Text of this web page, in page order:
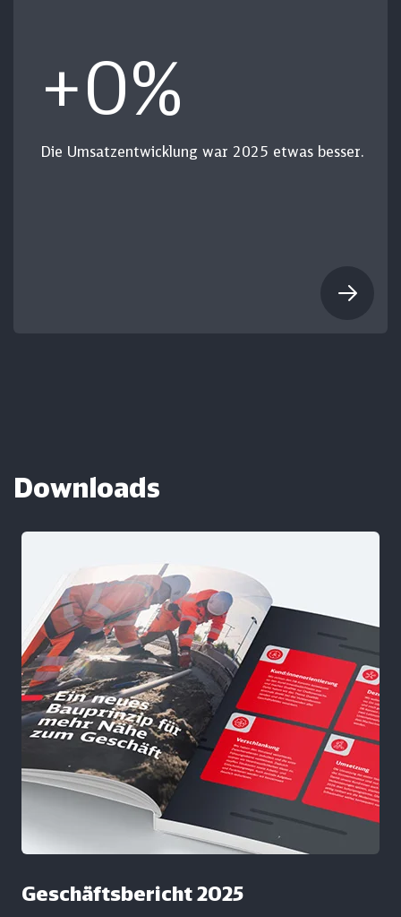
+0%
Die Umsatzentwicklung war 2025 etwas besser.
Downloads
Geschäftsbericht 2025